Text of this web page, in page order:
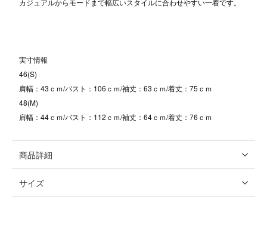
カジュアルからモードまで幅広いスタイルに合わせやすい一着です。
実寸情報
46(S)
肩幅：43ｃｍ/バスト：106ｃｍ/袖丈：63ｃｍ/着丈：75ｃｍ
48(M)
肩幅：44ｃｍ/バスト：112ｃｍ/袖丈：64ｃｍ/着丈：76ｃｍ
商品詳細
サイズ